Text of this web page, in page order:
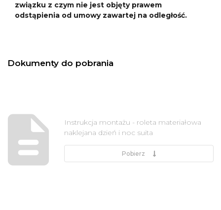
związku z czym nie jest objęty prawem
odstąpienia od umowy zawartej na odległość.
Dokumenty do pobrania
Instrukcja montażu - roleta materiałowa
naklejana dzień i noc suita
Pobierz